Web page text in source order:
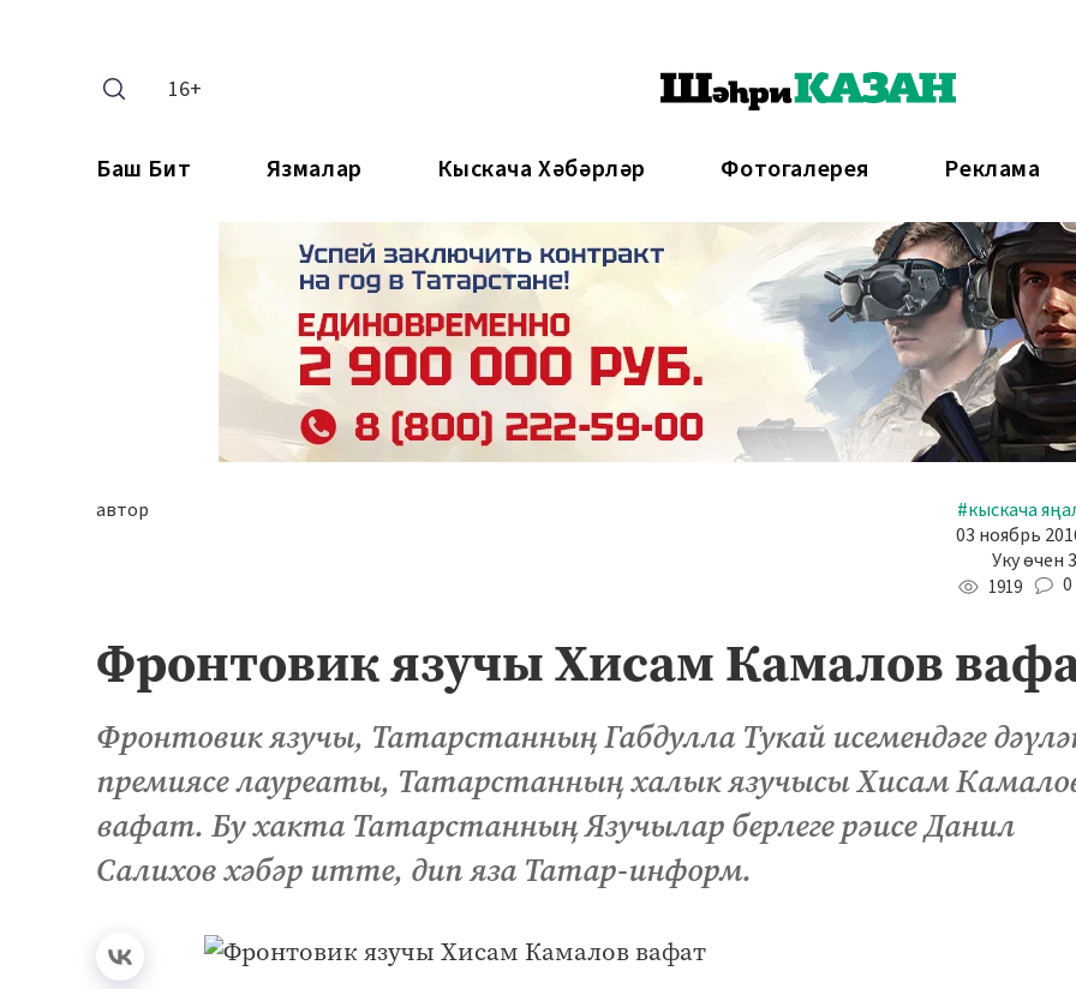
16+
Баш Бит Язмалар Кыскача Хәбәрләр Фотогалерея Реклама
автор
#кыскача
03 ноябрь
Уку өчен
1919 0
Фронтовик язучы Хисам Камалов
Фронтовик язучы, Татарстанның Габдулла Тукай исемендәге
премиясе лауреаты, Татарстанның халык язучысы Хисам
вафат. Бу хакта Татарстанның Язучылар берлеге рәисе Данил
Салихов хәбәр итте, дип яза Татар-информ.